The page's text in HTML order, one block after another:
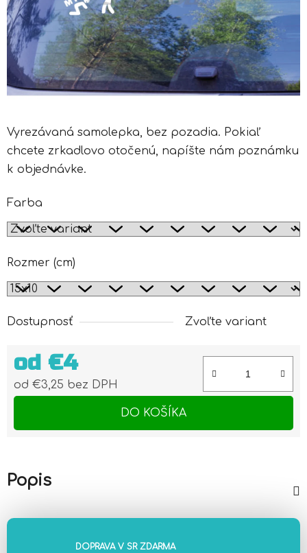
Vyrezávaná samolepka, bez pozadia. Pokiaľ
chcete zrkadlovo otočenú, napíšte nám poznámku
k objednávke.
Farba
Rozmer (cm)
Dostupnosť Zvoľte variant
od €4
od €3,25 bez DPH
DO KOŠÍKA
Popis
DOPRAVA V SR ZDARMA